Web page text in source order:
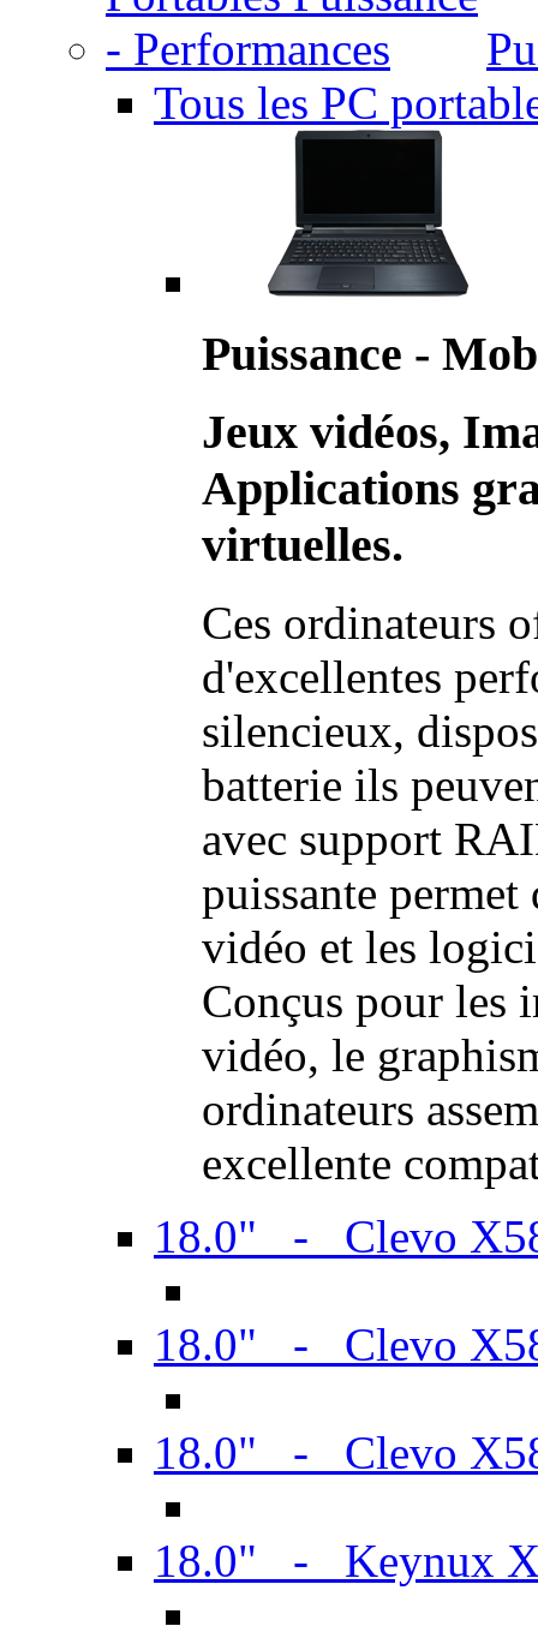
Tous les PC
Puissance -
Jeux vidéos,
Applications
virtuelles.
Ces ordinateurs
d'excellentes
silencieux,
batterie ils
avec support
puissante permet
vidéo et les
Conçus pour les
vidéo, le
ordinateurs
excellente
18.0" - Clevo
18.0" - Clevo
18.0" - Clevo
18.0" - Keynux